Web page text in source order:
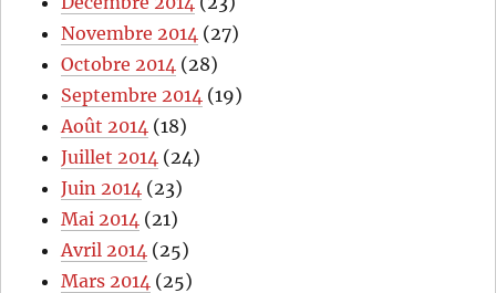
Novembre 2014 (27)
Octobre 2014 (28)
Septembre 2014 (19)
Août 2014 (18)
Juillet 2014 (24)
Juin 2014 (23)
Mai 2014 (21)
Avril 2014 (25)
Mars 2014 (25)